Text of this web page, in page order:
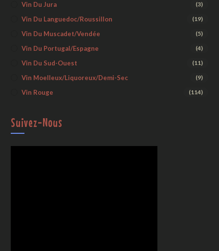
Vin Du Jura (3)
Vin Du Languedoc/Roussillon (19)
Vin Du Muscadet/Vendée (5)
Vin Du Portugal/Espagne (4)
Vin Du Sud-Ouest (11)
Vin Moelleux/liquoreux/demi-Sec (9)
Vin Rouge (114)
Suivez-Nous